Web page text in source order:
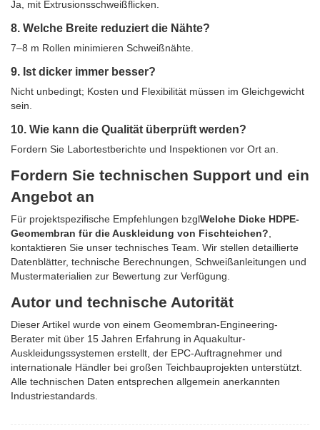
Ja, mit Extrusionsschweißflicken.
8. Welche Breite reduziert die Nähte?
7–8 m Rollen minimieren Schweißnähte.
9. Ist dicker immer besser?
Nicht unbedingt; Kosten und Flexibilität müssen im Gleichgewicht
sein.
10. Wie kann die Qualität überprüft werden?
Fordern Sie Labortestberichte und Inspektionen vor Ort an.
Fordern Sie technischen Support und ein
Angebot an
Für projektspezifische Empfehlungen bzglWelche Dicke HDPE-
Geomembran für die Auskleidung von Fischteichen?
kontaktieren Sie unser technisches Team. Wir stellen detaillierte
Datenblätter, technische Berechnungen, Schweißanleitungen und
Mustermaterialien zur Bewertung zur Verfügung.
Autor und technische Autorität
Dieser Artikel wurde von einem Geomembran-Engineering-
Berater mit über 15 Jahren Erfahrung in Aquakultur-
Auskleidungssystemen erstellt, der EPC-Auftragnehmer und
internationale Händler bei großen Teichbauprojekten unterstützt.
Alle technischen Daten entsprechen allgemein anerkannten
Industriestandards.